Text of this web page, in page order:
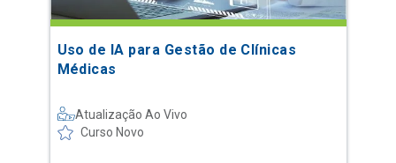
Uso de IA para Gestão de Clínicas
Médicas
Atualização Ao Vivo
Curso Novo